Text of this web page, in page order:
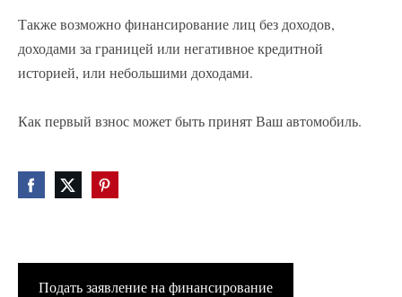
Подать заявление на финансирование
Также возможно финансирование лиц без доходов,
доходами за границей или негативное кредитной
историей, или небольшими доходами.
Как первый взнос может быть принят Ваш автомобиль.